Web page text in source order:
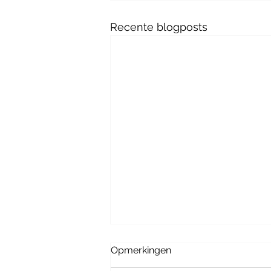
Recente blogposts
Lieve mensen, Momenteel
Opmerkingen